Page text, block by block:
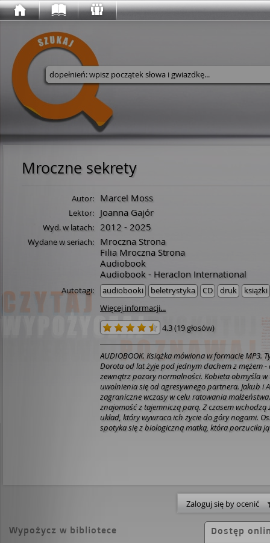
Wyszukaj w serwisie
Mroczne sekrety
Autor: Marcel Moss
Lektor: Joanna Gajór
Wyd. w latach: 2012 - 2025
Wydane w seriach:
Mroczna Strona
Filia Mroczna Strona
Audiobook
Audiobook - Heraclon International
Autotagi: audiobooki beletrystyka CD druk
książki
Więcej informacji...
4.3(19 głosów)
AUDIOBOOK. Książka mówiona w formacie MP3.
Dorota od lat żyje pod jednym dachem z mężem
zewnątrz pozory normalności. Kobieta obmyśla
uwolnienia się od agresywnego partnera. Jakub i
zagraniczne wczasy w celu ratowania
znajomość z tajemniczą parą. Z czasem
układ, który wywraca ich życie do góry nogami.
spotyka się z biologiczną matką, która porzuciła
Zaloguj się by ocenić
Wypożycz w bibliotece Dostęp